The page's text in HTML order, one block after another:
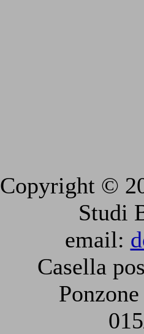
Copyright ©
Studi
email:
Casella